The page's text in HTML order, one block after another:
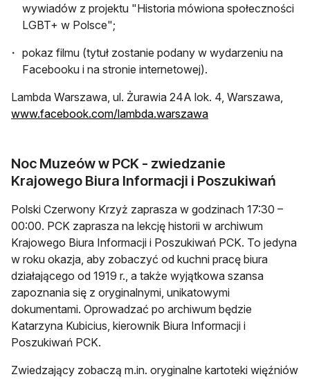
wywiadów z projektu "Historia mówiona społeczności
LGBT+ w Polsce";
pokaz filmu (tytuł zostanie podany w wydarzeniu na
Facebooku i na stronie internetowej).
Lambda Warszawa, ul. Żurawia 24A lok. 4, Warszawa,
www.facebook.com/lambda.warszawa
Noc Muzeów w PCK - zwiedzanie
Krajowego Biura Informacji i Poszukiwań
Polski Czerwony Krzyż zaprasza w godzinach 17:30 –
00:00. PCK zaprasza na lekcję historii w archiwum
Krajowego Biura Informacji i Poszukiwań PCK. To jedyna
w roku okazja, aby zobaczyć od kuchni pracę biura
działającego od 1919 r., a także wyjątkowa szansa
zapoznania się z oryginalnymi, unikatowymi
dokumentami. Oprowadzać po archiwum będzie
Katarzyna Kubicius, kierownik Biura Informacji i
Poszukiwań PCK.
Zwiedzający zobaczą m.in. oryginalne kartoteki więźniów